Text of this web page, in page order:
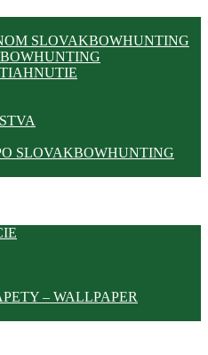
SLOVAKBOWHUNTING
SLOVAKBOWHUNTING
– WALLPAPER